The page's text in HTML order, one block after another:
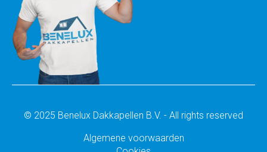
© 2025 Benelux Dakkapellen B.V. - All rights reserved
Algemene voorwaarden